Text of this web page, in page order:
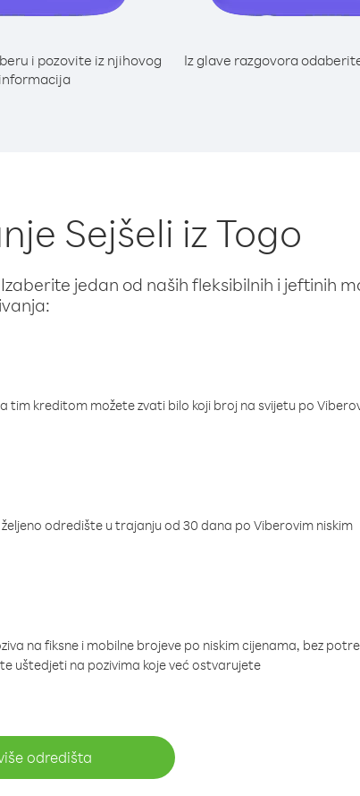
i pozovite iz njihovog
Iz glave razgovora
Sejšeli iz Togo
jedan od naših fleksibilnih i jeftinih
tim kreditom možete zvati bilo koji broj na svijetu po
odredište u trajanju od 30 dana po Viberovim niskim
na fiksne i mobilne brojeve po niskim cijenama, bez
uštedjeti na pozivima koje već ostvarujete
odredišta